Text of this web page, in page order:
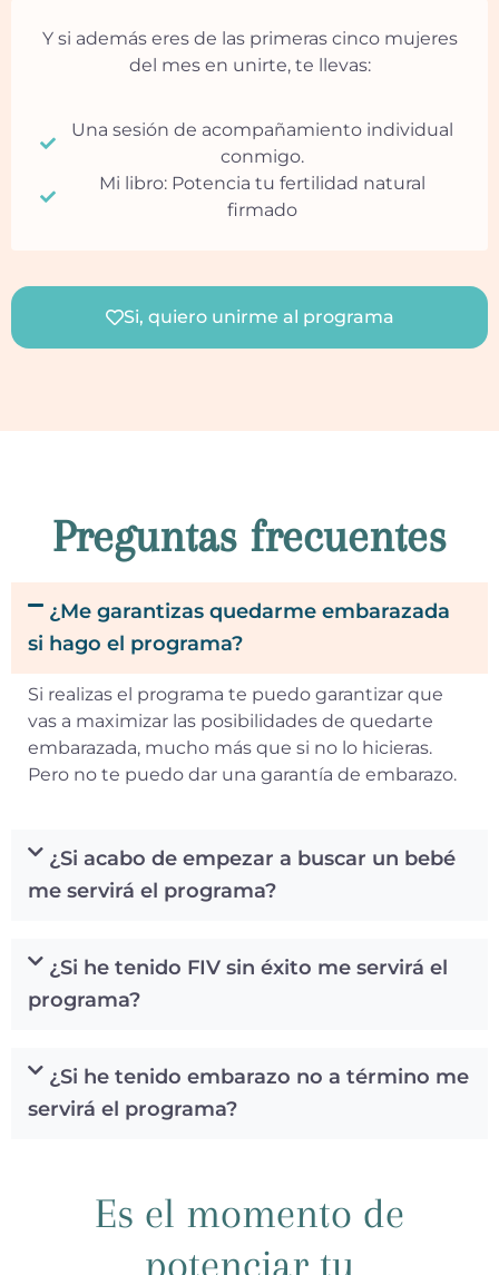
Y si además eres de las primeras cinco mujeres
del mes en unirte, te llevas:
Una sesión de acompañamiento individual
conmigo.
Mi libro: Potencia tu fertilidad natural
firmado
Si, quiero unirme al programa
Preguntas frecuentes
¿Me garantizas quedarme embarazada
si hago el programa?
Si realizas el programa te puedo garantizar que
vas a maximizar las posibilidades de quedarte
embarazada, mucho más que si no lo hicieras.
Pero no te puedo dar una garantía de embarazo.
¿Si acabo de empezar a buscar un bebé
me servirá el programa?
¿Si he tenido FIV sin éxito me servirá el
programa?
¿Si he tenido embarazo no a término me
servirá el programa?
Es el momento de
potenciar tu